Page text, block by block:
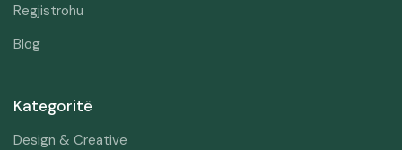
Regjistrohu
Blog
Kategoritë
Design & Creative